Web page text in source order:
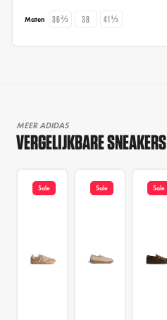
Maten 36⅔ 38 41⅓
MEER ADIDAS
VERGELIJKBARE SNEAKERS
Sale Sale Sale